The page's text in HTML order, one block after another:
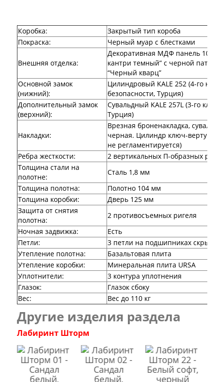
Интекрон Брайтон Антрацит
Интекрон Вектор
Интекрон Гектор
Интекрон Италия
Интекрон Колизей
Интекрон Колизей Белый
Интекрон Неаполь
Интекрон Олимпия
Интекрон Премьера
Интекрон Профит
Интекрон Сицилия
Интекрон Спарта Белая
Интекрон Спарта Грей
Интекрон Термо
Интекрон Тетра
Интекрон Фараон
Интекрон Форте
Двери АСД
Двери Ратибор
Двери Аргус
Тамбурные двери
Межкомнатные двери
Двери Альберо
Альянс
Вест
Геометрия
Графика
Империя
Лайн
Мегаполис
Мегаполис ГЛ
Неоклассика Про
Скин
Коробка:
Закрытый тип короба
Покраска:
Черный муар с блестками
Внешняя отделка:
Декоративная МДФ панель 10
кантри темный” с черной
“Черный кварц”
Основной замок
(нижний):
Цилиндровый KALE 252 (4-го
безопасности, Турция)
Дополнительный замок
(верхний):
Сувальдный KALE 257L (3-го
Турция)
Накладки:
Врезная броненакладка,
черная. Цилиндр ключ-
не регламентируется)
Ребра жесткости:
2 вертикальных П-образных
Толщина стали на
полотне:
Сталь 1,8 мм
Толщина полотна:
Полотно 104 мм
Толщина коробки:
Дверь 125 мм
Защита от снятия
полотна:
2 противосъемных ригеля
Ночная задвижка:
Есть
Петли:
3 петли на подшипниках
Утепление полотна:
Базальтовая плита
Утепление коробки:
Минеральная плита URSA
Уплотнители:
3 контура уплотнения
Глазок:
Глазок сбоку
Вес:
Вес до 110 кг
Другие изделия раздела
Лабиринт Шторм